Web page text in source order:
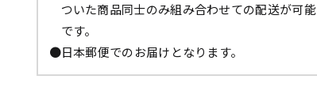
ついた商品同士のみ組み合わせての配送が可能
です。
●日本郵便でのお届けとなります。